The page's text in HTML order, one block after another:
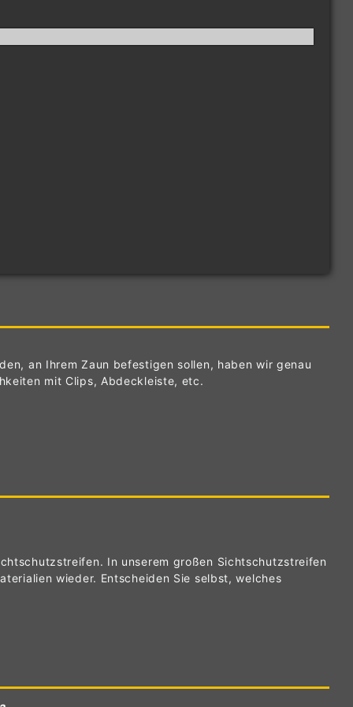
an Ihrem Zaun befestigen sollen, haben wir genau
mit Clips, Abdeckleiste, etc.
In unserem großen Sichtschutzstreifen
wieder. Entscheiden Sie selbst, welches